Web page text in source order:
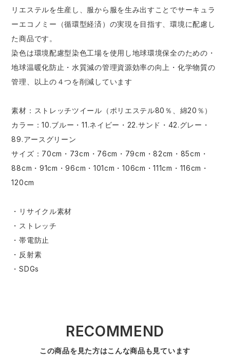
リエステルを生産し、服から服を生み出すことでサーキュラ
ーエコノミー（循環型経済）の実現を目指す、環境に配慮し
た商品です。
染色は環境配慮型染色工場を使用し地球環境保全のための・
地球温暖化防止・水質減の管理資源効率の向上・化学物質の
管理、以上の４つを削減しています
素材：ストレッチツイール（ポリエステル80％、綿20％）
カラー：10.ブルー・11.ネイビー・22.サンド・42.グレー・
89.アースグリーン
サイズ：70cm・73cm・76cm・79cm・82cm・85cm・
88cm・91cm・96cm・101cm・106cm・111cm・116cm・
120cm
・リサイクル素材
・ストレッチ
・帯電防止
・反射素
・SDGs
RECOMMEND
この商品を見た方はこんな商品も見ています